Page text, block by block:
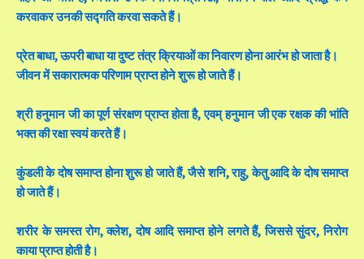
करवाकर उनकी सद्गति करवा सकते हैं।
प्रेत बाधा, ऊपरी बाधा या दुष्ट तंत्र क्रियाओं का निवारण होना आरंभ हो जाता है।
जीवन में सकारात्मक परिणाम प्राप्त होने शुरू हो जाते हैं।
श्री हनुमान जी का पूर्ण संरक्षण प्राप्त होता है, एवम् हनुमान जी एक रक्षक की भांति
भक्त की रक्षा स्वयं करते हैं।
कुंडली के दोष समाप्त होना शुरू हो जाते हैं, जैसे शनि, राहु, केतु आदि के दोष समाप्त
हो जाते हैं।
शरीर के समस्त रोग, क्लेश, दोष आदि समाप्त होने लगते हैं, जिससे सुंदर, निरोग
काया प्राप्त होती है।